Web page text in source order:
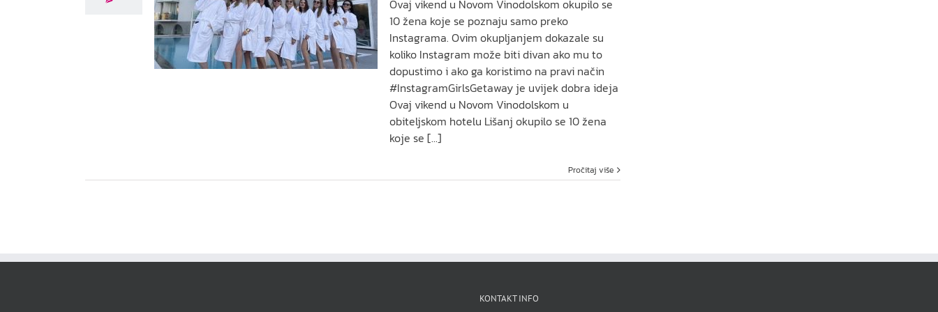
treba vikend s prijateljicama
Ovaj vikend u Novom Vinodolskom okupilo se
10 žena koje se poznaju samo preko
Instagrama. Ovim okupljanjem dokazale su
koliko Instagram može biti divan ako mu to
dopustimo i ako ga koristimo na pravi način
#InstagramGirlsGetaway je uvijek dobra ideja
Ovaj vikend u Novom Vinodolskom u
obiteljskom hotelu Lišanj okupilo se 10 žena
koje se [...]
Pročitaj više
KONTAKT INFO